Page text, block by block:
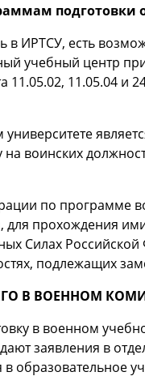
подготовки
в ИРТСУ, есть
учебный центр
11.05.02, 11.05.04 и
на воинских
по программе
прохождения
Силах Российской
подлежащих
В ВОЕННОМ
в военном
заявления в
в образовательное